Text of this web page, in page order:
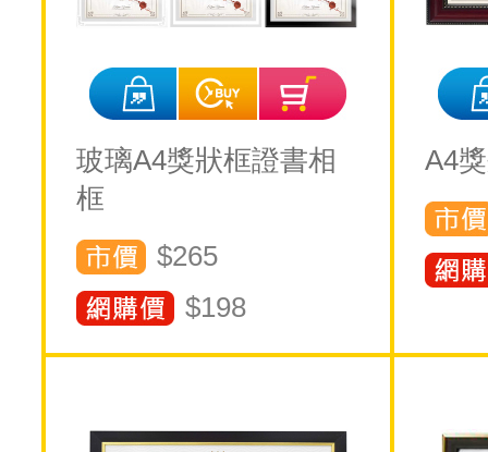
玻璃A4獎狀框證書相
框
$265
$198
A4